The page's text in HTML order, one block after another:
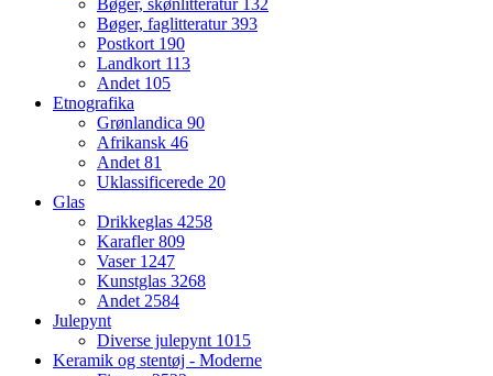
Bøger, skønlitteratur 132
Bøger, faglitteratur393
Postkort 190
Landkort 113
Andet 105
Etnografika
Grønlandica 90
Afrikansk 46
Andet 81
Uklassificerede 20
Glas
Drikkeglas 4258
Karafler809
Vaser 1247
Kunstglas 3268
Andet 2584
Julepynt
Diverse julepynt 1015
Keramik og stentøj - Moderne